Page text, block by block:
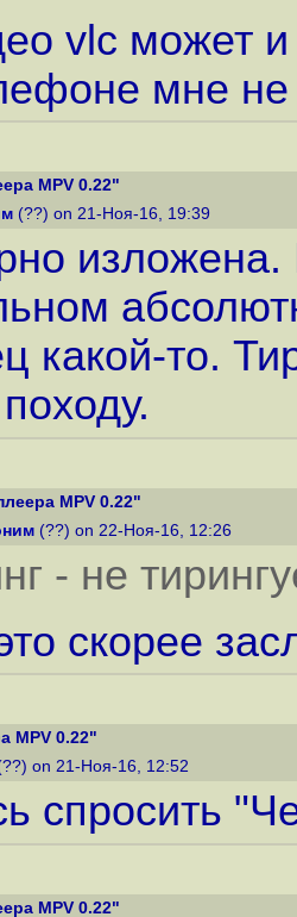
vlc может и
мне
MPV 0.22"
(??) on 21-Ноя-16, 19:39
какой-то.
MPV 0.22"
(??) on 22-Ноя-16, 12:26
- не
скорее
MPV 0.22"
on 21-Ноя-16, 12:52
спросить
MPV 0.22"